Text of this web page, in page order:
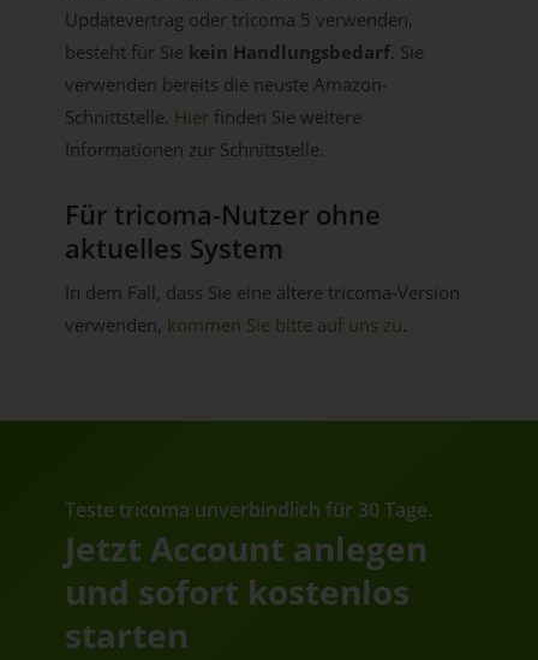
Updatevertrag oder tricoma 5 verwenden,
besteht für Sie kein Handlungsbedarf. Sie
verwenden bereits die neuste Amazon-
Schnittstelle. Hier finden Sie weitere
Informationen zur Schnittstelle.
Für tricoma-Nutzer ohne
aktuelles System
In dem Fall, dass Sie eine ältere tricoma-Version
verwenden, kommen Sie bitte auf uns zu.
Teste tricoma unverbindlich für 30 Tage.
Jetzt Account anlegen
und sofort kostenlos
starten